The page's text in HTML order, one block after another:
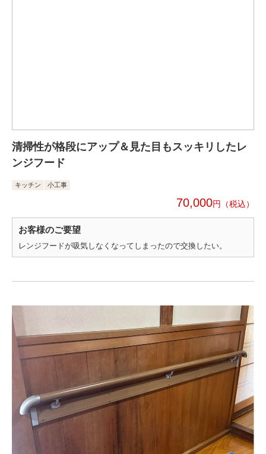
清掃性が格段にアップ＆見た目もスッキリしたレ
ンジフード
キッチン 小工事
70,000円
お客様のご要望
レンジフードが吸気しなくなってしまったので交換したい。